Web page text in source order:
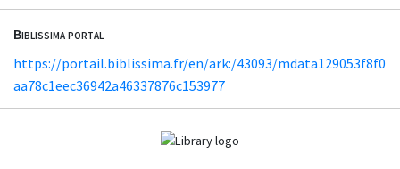
Biblissima portal
https://portail.biblissima.fr/en/ark:/43093/mdata129053f8f0
aa78c1eec36942a46337876c153977